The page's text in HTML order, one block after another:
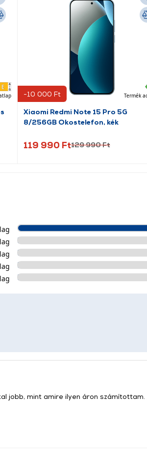
-10 000 Ft Termék
Xiaomi Redmi Note 15 Pro 5G
8/256GB Okostelefon, kék
119 990 Ft129 990 Ft
jobb, mint amire ilyen áron számítottam.